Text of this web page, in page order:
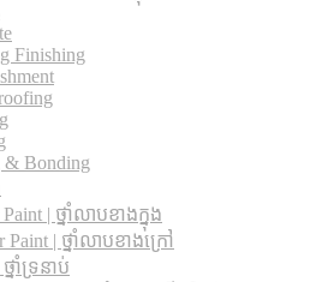
Finishing
& Bonding
| ថ្នាំលាបខាងក្នុង
Paint | ថ្នាំលាបខាងក្រៅ
នាំទ្រនាប់